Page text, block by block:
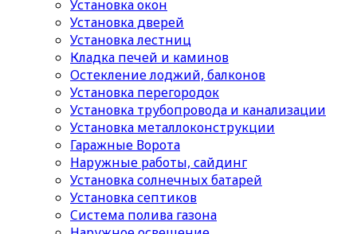
Установка окон
Установка дверей
Установка лестниц
Кладка печей и каминов
Остекление лоджий, балконов
Установка перегородок
Установка трубопровода и канализации
Установка металлоконструкции
Гаражные Ворота
Наружные работы, сайдинг
Установка солнечных батарей
Установка септиков
Cистема полива газона